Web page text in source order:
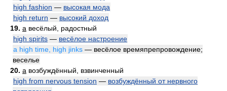
high fashion — высокая мода
high return — высокий доход
19. a весёлый, радостный
high spirits — весёлое настроение
a high time, high jinks — весёлое времяпрепровождение;
веселье
20. a возбуждённый, взвинченный
high from nervous tension — возбуждённый от нервного